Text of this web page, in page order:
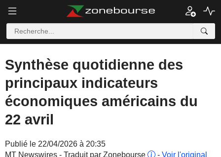
Synthèse quotidienne des
principaux indicateurs
économiques américains du
22 avril
Publié le 22/04/2026 à 20:35
MT Newswires - Traduit par Zonebourse
- Voir l'original